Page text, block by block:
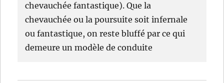
chevauchée fantastique). Que la
chevauchée ou la poursuite soit infernale
ou fantastique, on reste bluffé par ce qui
demeure un modèle de conduite